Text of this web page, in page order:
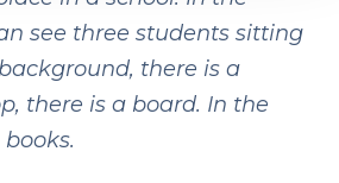
see three students sitting
there is a
there is a board. In the